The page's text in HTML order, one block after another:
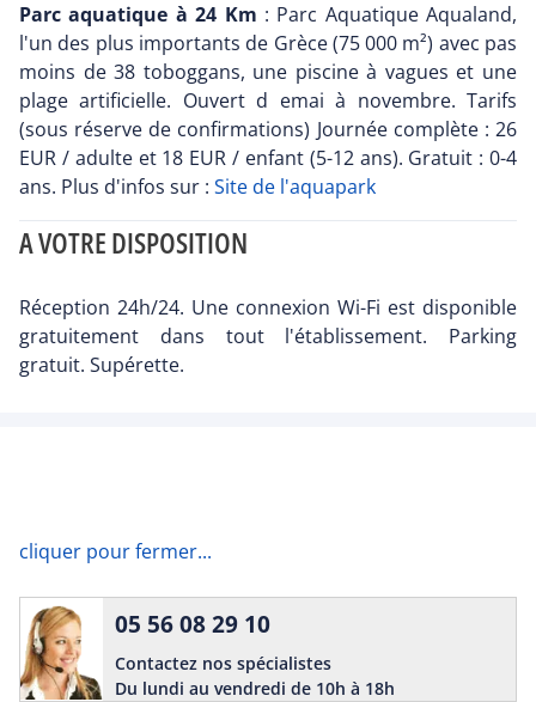
Parc aquatique à 24 Km : Parc Aquatique Aqualand,
l'un des plus importants de Grèce (75 000 m²) avec pas
moins de 38 toboggans, une piscine à vagues et une
plage artificielle. Ouvert d emai à novembre. Tarifs
(sous réserve de confirmations) Journée complète : 26
EUR / adulte et 18 EUR / enfant (5-12 ans). Gratuit : 0-4
ans. Plus d'infos sur : Site de l'aquapark
A VOTRE DISPOSITION
Réception 24h/24. Une connexion Wi-Fi est disponible
gratuitement dans tout l'établissement. Parking
gratuit. Supérette.
cliquer pour fermer...
05 56 08 29 10
Contactez nos spécialistes
Du lundi au vendredi de 10h à 18h